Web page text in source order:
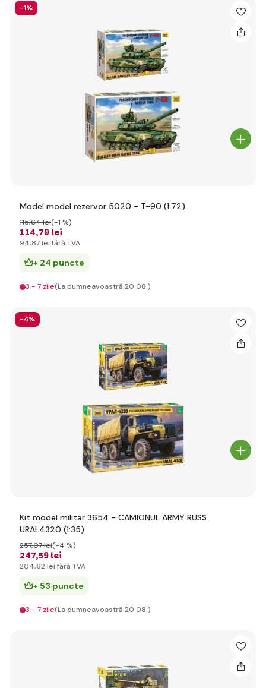
-1%
Model model rezervor 5020 - T-90 (1:72)
114,79 lei
115,64 lei(-1 %)
94,87 lei fără TVA
+ 24 puncte
3 - 7 zile(La dumneavoastră 20.08.)
-4%
Kit model militar 3654 - CAMIONUL ARMY RUSS
URAL4320 (1:35)
247,59 lei
257,07 lei(-4 %)
204,62 lei fără TVA
+ 53 puncte
3 - 7 zile(La dumneavoastră 20.08.)